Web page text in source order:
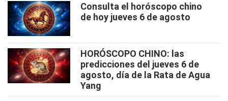
Consulta el horóscopo chino
de hoy jueves 6 de agosto
HORÓSCOPO CHINO: las
predicciones del jueves 6 de
agosto, día de la Rata de Agua
Yang